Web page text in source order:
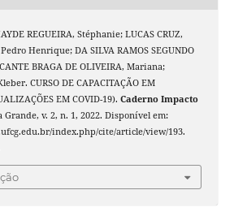
REGUEIRA, Stéphanie; LUCAS CRUZ,
Pedro Henrique; DA SILVA RAMOS SEGUNDO
BRAGA DE OLIVEIRA, Mariana;
CURSO DE CAPACITAÇÃO EM
EM COVID-19). Caderno Impacto
Grande, v. 2, n. 1, 2022. Disponível em:
index.php/cite/article/view/193.